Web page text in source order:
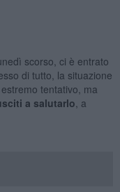
scorso, ci è entrato
di tutto, la situazione
tentativo, ma
a salutarlo , a